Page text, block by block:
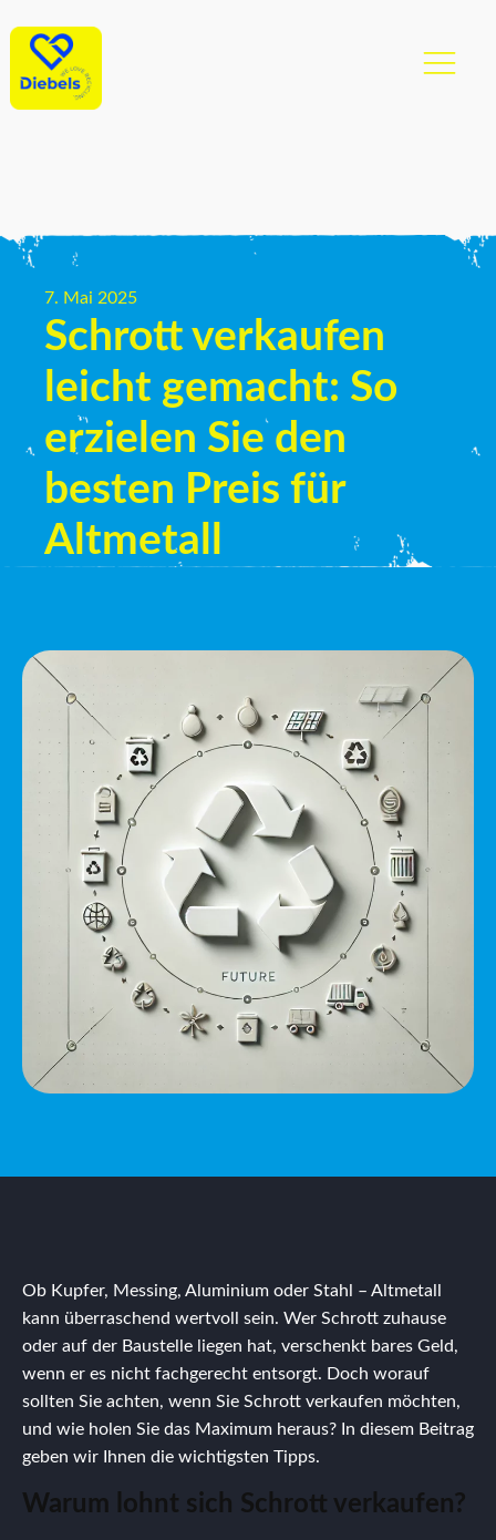
7. Mai 2025
Schrott verkaufen
leicht gemacht: So
erzielen Sie den
besten Preis für
Altmetall
Ob Kupfer, Messing, Aluminium oder Stahl – Altmetall
kann überraschend wertvoll sein. Wer Schrott zuhause
oder auf der Baustelle liegen hat, verschenkt bares Geld,
wenn er es nicht fachgerecht entsorgt. Doch worauf
sollten Sie achten, wenn Sie Schrott verkaufen möchten,
und wie holen Sie das Maximum heraus? In diesem Beitrag
geben wir Ihnen die wichtigsten Tipps.
Warum lohnt sich Schrott verkaufen?